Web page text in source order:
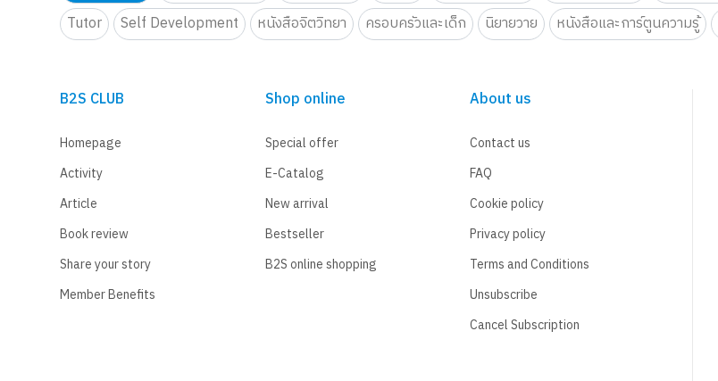
Tutor
Self Development หนังสือจิตวิทยา ครอบครัวและเด็ก นิยายวาย หนังสือและการ์ตูนความรู้
B2S CLUB
Homepage
Activity
Article
Book review
Share your story
Member Benefits
Shop online
Special offer
E-Catalog
New arrival
Bestseller
B2S online shopping
About us
Contact us
FAQ
Cookie policy
Privacy policy
Terms and Conditions
Unsubscribe
Cancel Subscription